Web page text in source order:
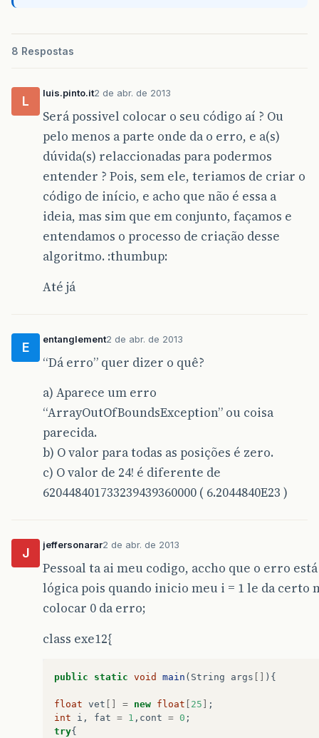
8 Respostas
L
luis.pinto.it2 de abr. de 2013
Será possivel colocar o seu código aí ? Ou
pelo menos a parte onde da o erro, e a(s)
dúvida(s) relaccionadas para podermos
entender ? Pois, sem ele, teriamos de criar o
código de início, e acho que não é essa a
ideia, mas sim que em conjunto, façamos e
entendamos o processo de criação desse
algoritmo. :thumbup:
Até já
E
entanglement2 de abr. de 2013
“Dá erro” quer dizer o quê?
a) Aparece um erro
“ArrayOutOfBoundsException” ou coisa
parecida.
b) O valor para todas as posições é zero.
c) O valor de 24! é diferente de
620448401733239439360000 ( 6.2044840E23 )
J
jeffersonarar2 de abr. de 2013
Pessoal ta ai meu codigo, accho que o erro
lógica pois quando inicio meu i = 1 le da certo
colocar 0 da erro;
class exe12{
public static void main ( String args ){
float vet = new float 25
;
int
i , fat = 1 , cont = 0 ;
try{